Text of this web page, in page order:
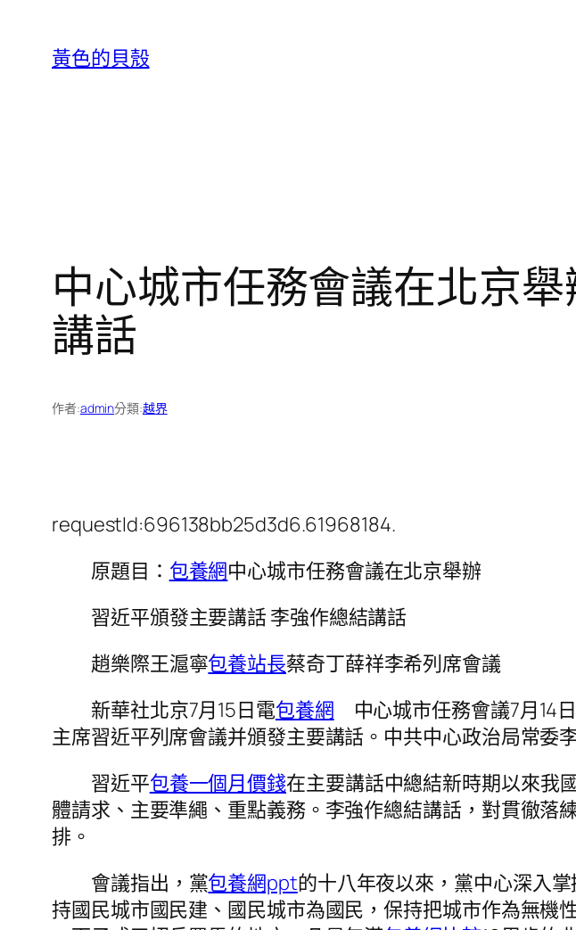
黃色的貝殼
中心城市任務會議在北京
講話
作者:admin分類:越界
requestId:696138bb25d3d6.61968184.
原題目： 包養網中心城市任務會議在北京舉辦
習近平頒發主要講話 李強作總結講話
趙樂際王滬寧包養站長蔡奇丁薛祥李希列席會議
新華社北京7月15日電包養網 中心城市任務會議7月14
主席習近平列席會議并頒發主要講話。中共中心政治局常委
習近平包養一個月價錢在主要講話中總結新時期以來我
體請求、主要準繩、重點義務。李強作總結講話，對貫徹
排。
會議指出，黨包養網ppt的十八年夜以來，黨中心深入
持國民城市國民建、國民城市為國民，保持把城市作為無機